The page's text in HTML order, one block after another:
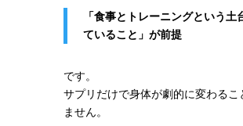
「食事とトレーニングという土
ていること」が前提
です。
サプリだけで身体が劇的に変わるこ
ません。